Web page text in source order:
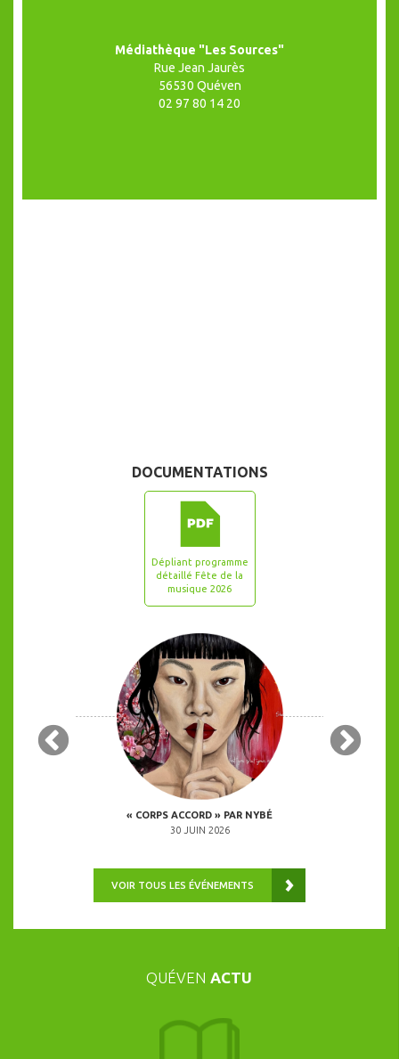
Médiathèque "Les Sources"
Rue Jean Jaurès
56530 Quéven
02 97 80 14 20
DOCUMENTATIONS
Dépliant programme
détaillé Fête de la
musique 2026
« CORPS ACCORD » PAR NYBÉ
30 JUIN 2026
VOIR TOUS LES ÉVÉNEMENTS
QUÉVEN ACTU